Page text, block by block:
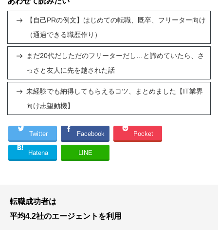
【自己PRの例文】はじめての転職、既卒、フリーター向け
（通過できる職歴作り）
まだ20代だしただのフリーターだし…と諦めていたら、さ
っさと友人に先を越された話
未経験でも納得してもらえるコツ、まとめました【IT業界
向け志望動機】
Twitter Facebook Pocket
Hatena LINE
転職成功者は
平均4.2社のエージェントを利用